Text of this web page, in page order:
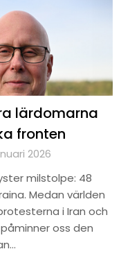
lärdomarna
fronten
2026
milstolpe: 48
Medan världen
i Iran och
oss den